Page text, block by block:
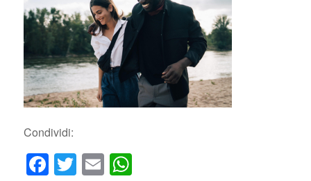
Condividi:
Facebook
Twitter
EmailWhatsApp